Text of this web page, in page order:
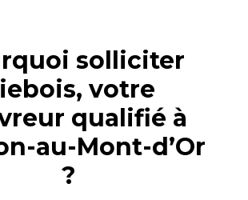
solliciter
votre
qualifié à
au-Mont-d’Or
?